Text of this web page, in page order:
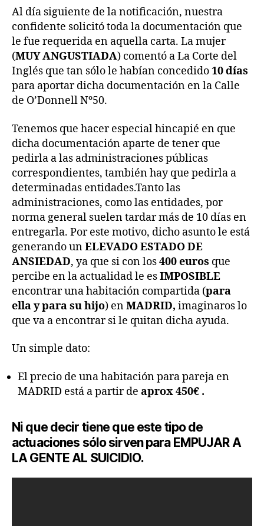
Al día siguiente de la notificación, nuestra
confidente solicitó toda la documentación que
le fue requerida en aquella carta. La mujer
(MUY ANGUSTIADA) comentó a La Corte del
Inglés que tan sólo le habían concedido10 días
para aportar dicha documentación en la Calle
de O’Donnell Nº50.
Tenemos que hacer especial hincapié en que
dicha documentación aparte de tener que
pedirla a las administraciones públicas
correspondientes, también hay que pedirla a
determinadas entidades.Tanto las
administraciones, como las entidades, por
norma general suelen tardar más de 10 días en
entregarla. Por este motivo, dicho asunto le está
generando unELEVADO ESTADO DE
ANSIEDAD, ya que si con los400 euros que
percibe en la actualidad le esIMPOSIBLE
encontrar una habitación compartida (para
ella y para su hijo) enMADRID, imaginaros lo
que va a encontrar si le quitan dicha ayuda.
Un simple dato:
El precio de una habitación para pareja en
MADRID está a partir de aprox 450€ .
Ni que decir tiene que este tipo de
actuaciones sólo sirven para EMPUJAR A
LA GENTE AL SUICIDIO.